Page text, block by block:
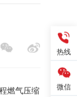
燃气压缩
热线
微信